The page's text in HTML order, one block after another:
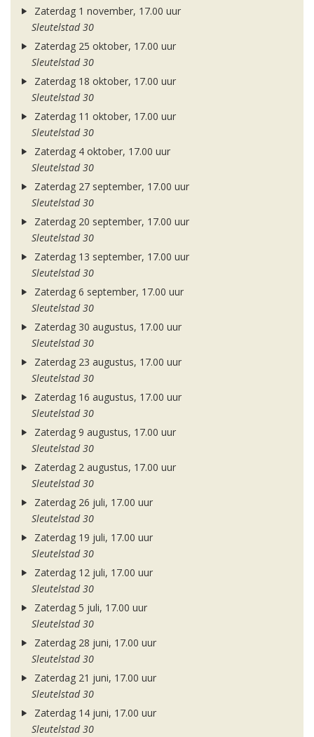
Zaterdag 1 november, 17.00 uur
Sleutelstad 30
Zaterdag 25 oktober, 17.00 uur
Sleutelstad 30
Zaterdag 18 oktober, 17.00 uur
Sleutelstad 30
Zaterdag 11 oktober, 17.00 uur
Sleutelstad 30
Zaterdag 4 oktober, 17.00 uur
Sleutelstad 30
Zaterdag 27 september, 17.00 uur
Sleutelstad 30
Zaterdag 20 september, 17.00 uur
Sleutelstad 30
Zaterdag 13 september, 17.00 uur
Sleutelstad 30
Zaterdag 6 september, 17.00 uur
Sleutelstad 30
Zaterdag 30 augustus, 17.00 uur
Sleutelstad 30
Zaterdag 23 augustus, 17.00 uur
Sleutelstad 30
Zaterdag 16 augustus, 17.00 uur
Sleutelstad 30
Zaterdag 9 augustus, 17.00 uur
Sleutelstad 30
Zaterdag 2 augustus, 17.00 uur
Sleutelstad 30
Zaterdag 26 juli, 17.00 uur
Sleutelstad 30
Zaterdag 19 juli, 17.00 uur
Sleutelstad 30
Zaterdag 12 juli, 17.00 uur
Sleutelstad 30
Zaterdag 5 juli, 17.00 uur
Sleutelstad 30
Zaterdag 28 juni, 17.00 uur
Sleutelstad 30
Zaterdag 21 juni, 17.00 uur
Sleutelstad 30
Zaterdag 14 juni, 17.00 uur
Sleutelstad 30